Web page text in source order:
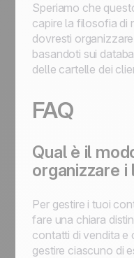
Speriamo che
capire la filosofia di
dovresti
basandoti sui
delle cartelle dei
FAQ
Qual è il
organizzare i
Per gestire i tuoi
fare una chiara
contatti di vendita e
gestire ciascuno di